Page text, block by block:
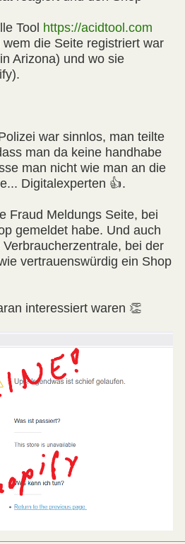
Tool https://acidtool.com
die Seite registriert war
Arizona) und wo sie
war sinnlos, man teilte
man da keine handhabe
man nicht wie man an die
Digitalexperten 👍.
Fraud Meldungs Seite, bei
gemeldet habe. Und auch
bei der
vertrauenswürdig ein Shop
interessiert waren 👏